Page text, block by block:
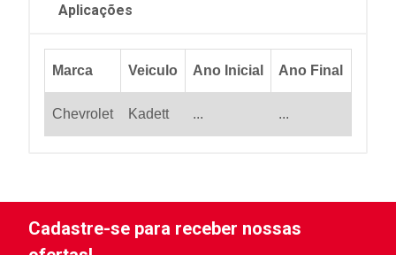
Aplicações
Marca Veiculo Ano Inicial Ano Final
Chevrolet Kadett ... ...
Cadastre-se para receber nossas